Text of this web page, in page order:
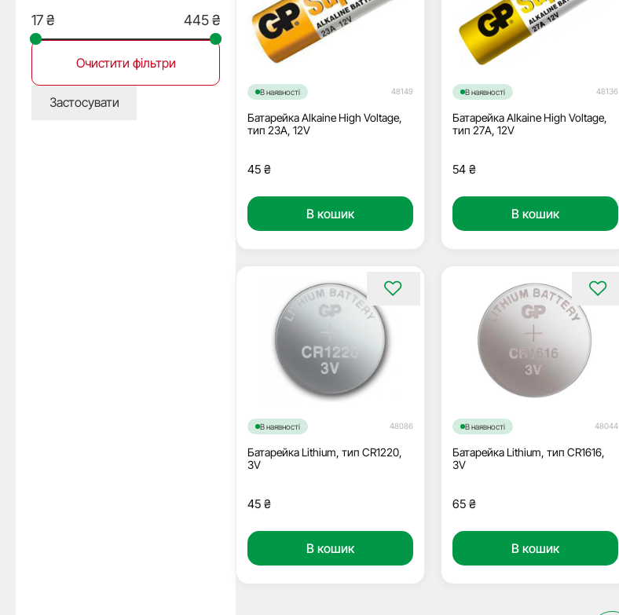
Очистити фільтри
Застосувати
В наявності 48149
Батарейка Alkaine High Voltage,
тип 23A, 12V
45 ₴
В кошик
В наявності 48136
Батарейка Alkaine High Voltage,
тип 27A, 12V
54 ₴
В кошик
В наявності 48086
Батарейка Lithium, тип CR1220,
3V
45 ₴
В кошик
В наявності 48044
Батарейка Lithium, тип CR1616,
3V
65 ₴
В кошик